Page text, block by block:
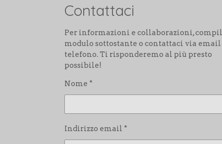
Contattaci
Per informazioni e collaborazioni,
modulo sottostante o contattaci via email
telefono. Ti risponderemo al più presto
possibile!
Nome *
Indirizzo email *